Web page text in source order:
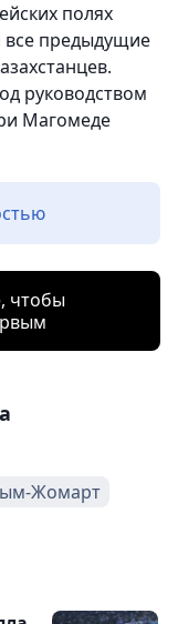
полях
все предыдущие
руководством
Магомеде
чтобы
Жомарт